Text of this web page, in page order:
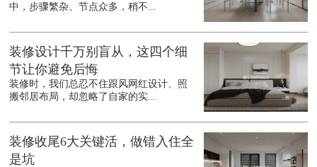
中，步骤繁杂、节点众多，稍不...
装修设计千万别盲从，这四个细
节让你避免后悔
装修时，我们总忍不住跟风网红设计、照
搬邻居布局，却忽略了自家的实...
装修收尾6大关键活，做错入住全
是坑